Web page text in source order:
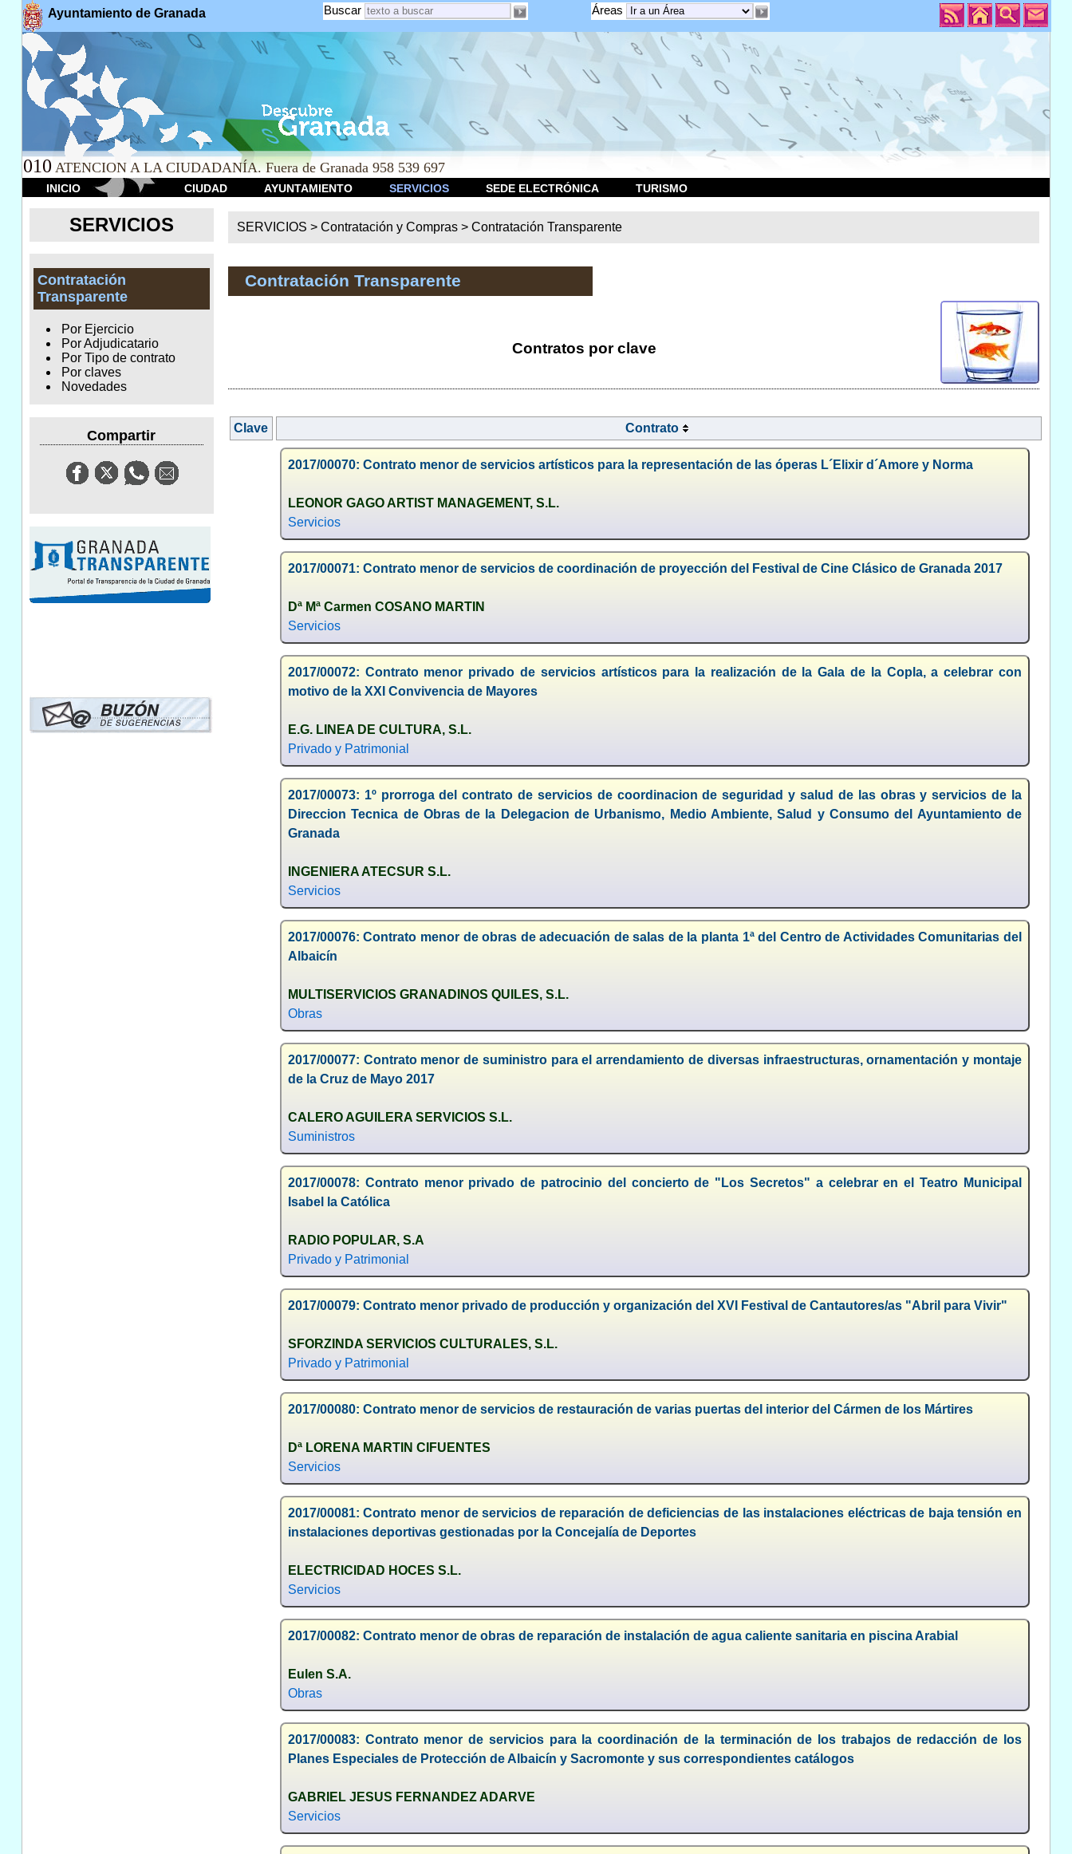
Ayuntamiento de Granada Áreas
Buscar
010 ATENCION A LA CIUDADANÍA. Fuera de Granada 958 539 697
INICIO CIUDAD AYUNTAMIENTO SERVICIOS SEDE ELECTRÓNICA TURISMO
SERVICIOS
Contratación
Transparente
Por Ejercicio
Por Adjudicatario
Por Tipo de contrato
Por claves
Novedades
Compartir
SERVICIOS >Contratación y Compras >Contratación Transparente
Contratación Transparente
Contratos por clave
Clave Contrato
2017/00070: Contrato menor de servicios artísticos para la representación de las óperas L´Elixir d´Amore y Norma
LEONOR GAGO ARTIST MANAGEMENT, S.L.
Servicios
2017/00071: Contrato menor de servicios de coordinación de proyección del Festival de Cine Clásico de Granada 2017
Dª Mª Carmen COSANO MARTIN
Servicios
2017/00072: Contrato menor privado de servicios artísticos para la realización de la Gala de la Copla, a celebrar con
motivo de la XXI Convivencia de Mayores
E.G. LINEA DE CULTURA, S.L.
Privado y Patrimonial
2017/00073: 1º prorroga del contrato de servicios de coordinacion de seguridad y salud de las obras y servicios de la
Direccion Tecnica de Obras de la Delegacion de Urbanismo, Medio Ambiente, Salud y Consumo del Ayuntamiento de
Granada
INGENIERA ATECSUR S.L.
Servicios
2017/00076: Contrato menor de obras de adecuación de salas de la planta 1ª del Centro de Actividades Comunitarias del
Albaicín
MULTISERVICIOS GRANADINOS QUILES, S.L.
Obras
2017/00077: Contrato menor de suministro para el arrendamiento de diversas infraestructuras, ornamentación y montaje
de la Cruz de Mayo 2017
CALERO AGUILERA SERVICIOS S.L.
Suministros
2017/00078: Contrato menor privado de patrocinio del concierto de "Los Secretos" a celebrar en el Teatro Municipal
Isabel la Católica
RADIO POPULAR, S.A
Privado y Patrimonial
2017/00079: Contrato menor privado de producción y organización del XVI Festival de Cantautores/as "Abril para Vivir"
SFORZINDA SERVICIOS CULTURALES, S.L.
Privado y Patrimonial
2017/00080: Contrato menor de servicios de restauración de varias puertas del interior del Cármen de los Mártires
Dª LORENA MARTIN CIFUENTES
Servicios
2017/00081: Contrato menor de servicios de reparación de deficiencias de las instalaciones eléctricas de baja tensión en
instalaciones deportivas gestionadas por la Concejalía de Deportes
ELECTRICIDAD HOCES S.L.
Servicios
2017/00082: Contrato menor de obras de reparación de instalación de agua caliente sanitaria en piscina Arabial
Eulen S.A.
Obras
2017/00083: Contrato menor de servicios para la coordinación de la terminación de los trabajos de redacción de los
Planes Especiales de Protección de Albaicín y Sacromonte y sus correspondientes catálogos
GABRIEL JESUS FERNANDEZ ADARVE
Servicios